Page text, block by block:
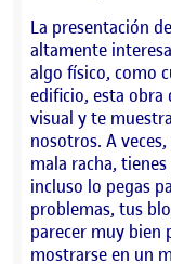
La presentación
altamente
algo físico, como
edificio, esta obra
visual y te
nosotros. A
mala racha,
incluso lo pegas
problemas, tus
parecer muy bien
mostrarse en un